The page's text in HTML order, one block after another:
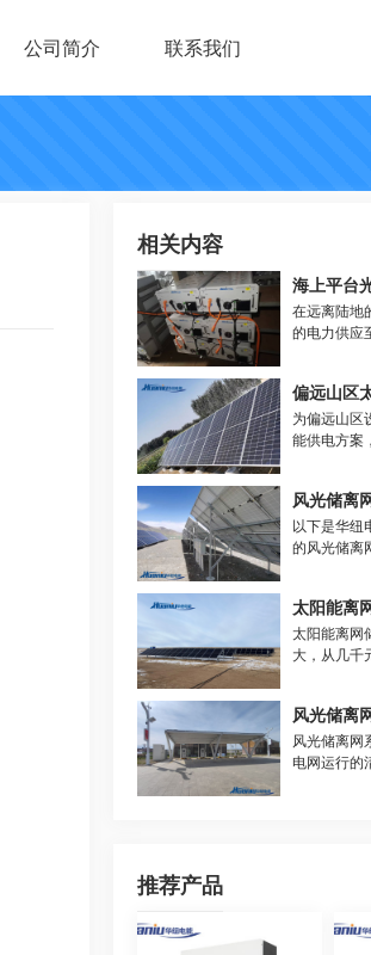
公司简介 联系我们
相关内容
在远离陆地
的电力供应
代方案。华
这类系统的
晰规划投资。
为偏远山区
能供电方案
详细的方案
风光储离
以下是华纽
的风光储离
安装环境等
定制化设计
算范围。
太阳能离网
大，从几千
方面，华纽
投入范围。
风光储离
风光储离网
电网运行的
推荐产品